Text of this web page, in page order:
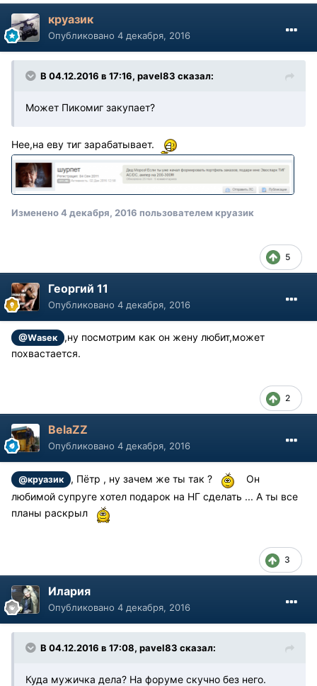
круазик
Опубликовано 4 декабря, 2016
В 04.12.2016 в 17:16, pavel83 сказал:
Может Пикомиг закупает?
Нее,на еву тиг зарабатывает.
Изменено4 декабря, 2016 пользователем круазик
5
Георгий 11
Опубликовано 4 декабря, 2016
@Wаsек
,ну посмотрим как он жену любит,может
похвастается.
2
BelaZZ
Опубликовано 4 декабря, 2016
@круазик , Пётр , ну зачем же ты так ?
Он
любимой супруге хотел подарок на НГ сделать ... А ты все
планы раскрыл
3
Илария
Опубликовано 4 декабря, 2016
В 04.12.2016 в 17:08, pavel83 сказал:
Куда мужичка дела? На форуме скучно без него.